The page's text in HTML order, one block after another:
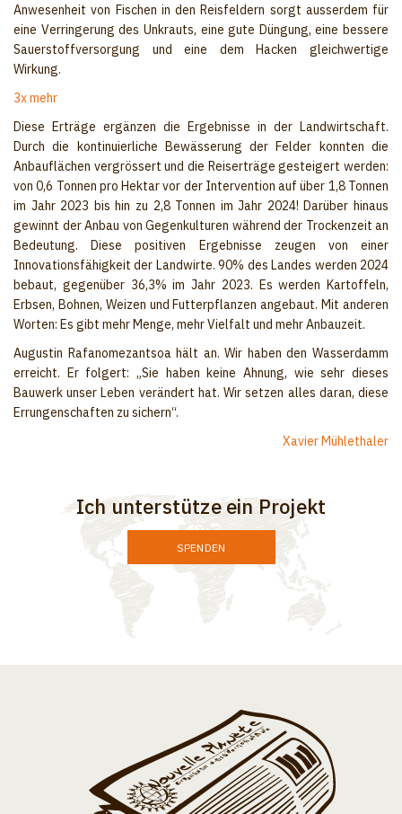
Anwesenheit von Fischen in den Reisfeldern sorgt ausserdem für
eine Verringerung des Unkrauts, eine gute Düngung, eine bessere
Sauerstoffversorgung und eine dem Hacken gleichwertige
Wirkung.
3x mehr
Diese Erträge ergänzen die Ergebnisse in der Landwirtschaft.
Durch die kontinuierliche Bewässerung der Felder konnten die
Anbauflächen vergrössert und die Reiserträge gesteigert werden:
von 0,6 Tonnen pro Hektar vor der Intervention auf über 1,8 Tonnen
im Jahr 2023 bis hin zu 2,8 Tonnen im Jahr 2024! Darüber hinaus
gewinnt der Anbau von Gegenkulturen während der Trockenzeit an
Bedeutung. Diese positiven Ergebnisse zeugen von einer
Innovationsfähigkeit der Landwirte. 90% des Landes werden 2024
bebaut, gegenüber 36,3% im Jahr 2023. Es werden Kartoffeln,
Erbsen, Bohnen, Weizen und Futterpflanzen angebaut. Mit anderen
Worten: Es gibt mehr Menge, mehr Vielfalt und mehr Anbauzeit.
Augustin Rafanomezantsoa hält an. Wir haben den Wasserdamm
erreicht. Er folgert: „Sie haben keine Ahnung, wie sehr dieses
Bauwerk unser Leben verändert hat. Wir setzen alles daran, diese
Errungenschaften zu sichern“.
Xavier Mühlethaler
Ich unterstütze ein Projekt
SPENDEN